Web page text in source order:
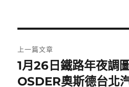
章
導
上一篇文章
上
一
1月26日鐵路年夜調
OSDER奧斯德台北